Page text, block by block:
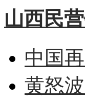
山西民
中国
黄怒